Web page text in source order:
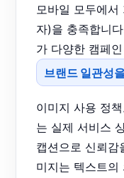
모바일 모두에
자)을 충족합니
가 다양한 캠페
브랜드 일관성
이미지 사용 정
는 실제 서비스
캡션으로 신뢰감
미지는 텍스트의